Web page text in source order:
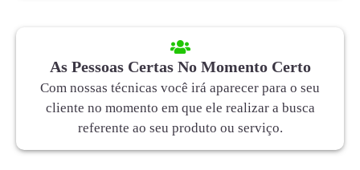
As Pessoas Certas No Momento Certo
Com nossas técnicas você irá aparecer para o seu
cliente no momento em que ele realizar a busca
referente ao seu produto ou serviço.